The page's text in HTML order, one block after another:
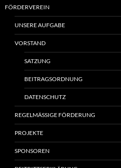
FÖRDERVEREIN
UNSERE AUFGABE
VORSTAND
SATZUNG
BEITRAGSORDNUNG
DATENSCHUTZ
REGELMÄSSIGE FÖRDERUNG
PROJEKTE
SPONSOREN